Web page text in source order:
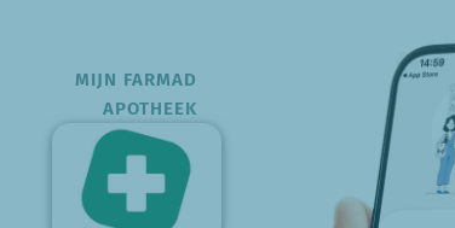
MIJN FARMAD
APOTHEEK